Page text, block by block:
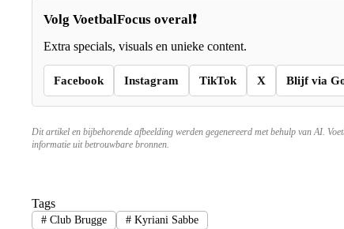
Volg VoetbalFocus overal❗
Extra specials, visuals en unieke content.
Facebook Instagram TikTok X Blijf via
Dit artikel en bijbehorende afbeelding werden gegenereerd met behulp van AI.
informatie uit betrouwbare bronnen.
Tags
#Club Brugge #Kyriani Sabbe